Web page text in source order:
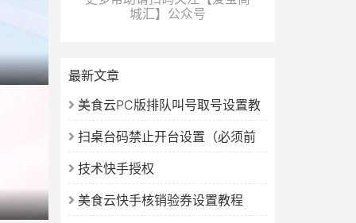
城汇】公众号
最新文章
美食云PC版排队叫号取号设置教
程（新版）
扫桌台码禁止开台设置（必须前
台先开台）
技术快手授权
美食云快手核销验券设置教程